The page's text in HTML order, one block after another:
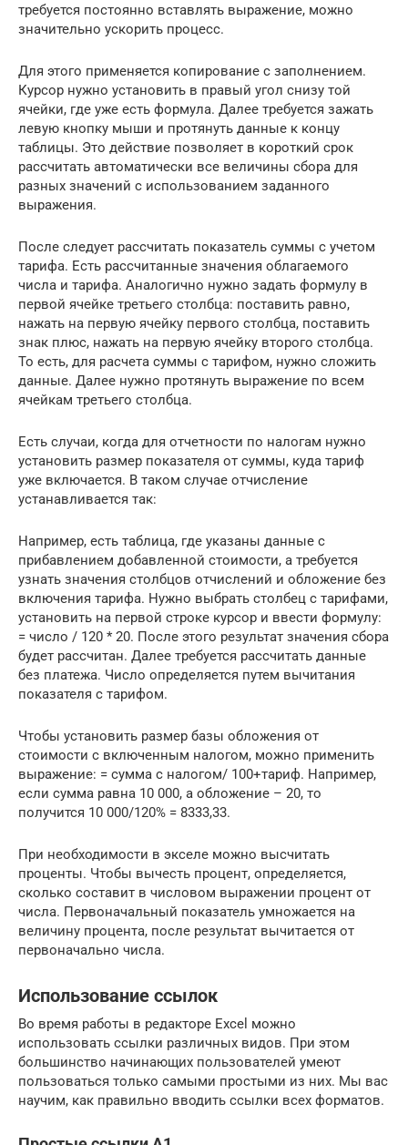
требуется постоянно вставлять выражение, можно
значительно ускорить процесс.
Для этого применяется копирование с заполнением.
Курсор нужно установить в правый угол снизу той
ячейки, где уже есть формула. Далее требуется зажать
левую кнопку мыши и протянуть данные к концу
таблицы. Это действие позволяет в короткий срок
рассчитать автоматически все величины сбора для
разных значений с использованием заданного
выражения.
После следует рассчитать показатель суммы с учетом
тарифа. Есть рассчитанные значения облагаемого
числа и тарифа. Аналогично нужно задать формулу в
первой ячейке третьего столбца: поставить равно,
нажать на первую ячейку первого столбца, поставить
знак плюс, нажать на первую ячейку второго столбца.
То есть, для расчета суммы с тарифом, нужно сложить
данные. Далее нужно протянуть выражение по всем
ячейкам третьего столбца.
Есть случаи, когда для отчетности по налогам нужно
установить размер показателя от суммы, куда тариф
уже включается. В таком случае отчисление
устанавливается так:
Например, есть таблица, где указаны данные с
прибавлением добавленной стоимости, а требуется
узнать значения столбцов отчислений и обложение без
включения тарифа. Нужно выбрать столбец с тарифами,
установить на первой строке курсор и ввести формулу:
= число / 120 * 20. После этого результат значения сбора
будет рассчитан. Далее требуется рассчитать данные
без платежа. Число определяется путем вычитания
показателя с тарифом.
Чтобы установить размер базы обложения от
стоимости с включенным налогом, можно применить
выражение: = сумма с налогом/ 100+тариф. Например,
если сумма равна 10 000, а обложение – 20, то
получится 10 000/120% = 8333,33.
При необходимости в экселе можно высчитать
проценты. Чтобы вычесть процент, определяется,
сколько составит в числовом выражении процент от
числа. Первоначальный показатель умножается на
величину процента, после результат вычитается от
первоначально числа.
Использование ссылок
Во время работы в редакторе Excel можно
использовать ссылки различных видов. При этом
большинство начинающих пользователей умеют
пользоваться только самыми простыми из них. Мы вас
научим, как правильно вводить ссылки всех форматов.